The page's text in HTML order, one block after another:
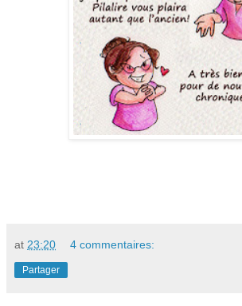
at 23:20 4 commentaires:
Partager